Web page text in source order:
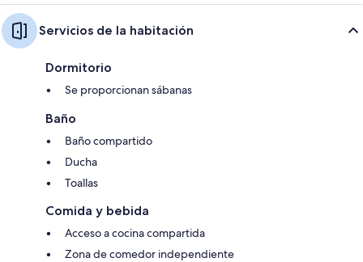
Servicios de la habitación
Dormitorio
Se proporcionan sábanas
Baño
Baño compartido
Ducha
Toallas
Comida y bebida
Acceso a cocina compartida
Zona de comedor independiente